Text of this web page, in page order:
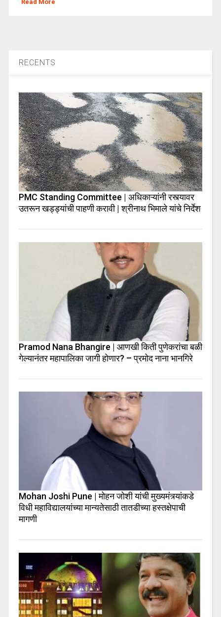
Read More
RECENTS
PMC Standing Committee | अधिकाऱ्यांनी रस्त्यावर
उतरून खड्ड्यांची पाहणी करावी | श्रीनाथ भिमाले यांचे निर्देश
Pramod Nana Bhangire | आणखी किती पुणेकरांचा बळी
गेल्यानंतर महापालिका जागी होणार? – प्रमोद नाना भानगिरे
Mohan Joshi Pune | मोहन जोशी यांची मुख्यमंत्र्यांकडे
विधी महाविद्यालयांच्या मान्यतेसाठी तातडीच्या हस्तक्षेपाची
मागणी